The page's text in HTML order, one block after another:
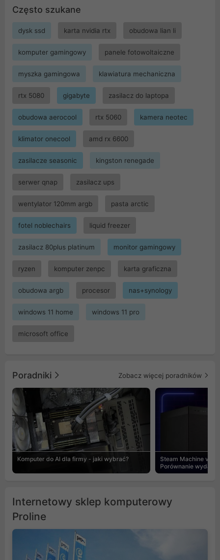
Często szukane
dysk ssd karta nvidia rtx obudowa lian li
komputer gamingowy panele fotowoltaiczne
myszka gamingowa klawiatura mechaniczna
rtx 5080 gigabyte zasilacz do laptopa
obudowa aerocool rtx 5060 kamera neotec
klimator onecool amd rx 6600
zasilacze seasonic kingston renegade
serwer qnap zasilacz ups
wentylator 120mm argb pasta arctic
fotel noblechairs liquid freezer
zasilacz 80plus platinum monitor gamingowy
ryzen komputer zenpc karta graficzna
obudowa argb procesor nas+synology
windows 11 home windows 11 pro
microsoft office
Poradniki Zobacz więcej poradników
Komputer do AI dla firmy - jaki wybrać?
Steam Machine vs
Porównanie
Internetowy sklep komputerowy
Proline